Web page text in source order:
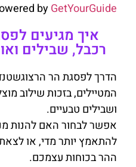
byGetYourGuide
איך מגיעים
רכבל, שבילים
הדרך לפסגת הר
המטיילים, בזכות שילוב
ושבילים טבעיים.
אפשר לבחור האם להנות
להתאמץ יותר מדי, או
ההר בכוחות עצמכם.